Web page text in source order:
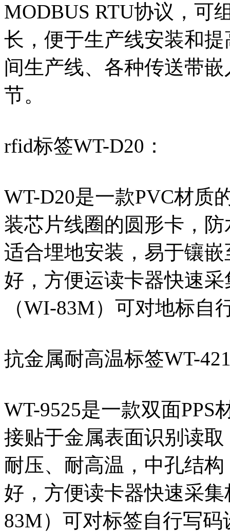
MODBUS RTU协议，可
长，便于生产线安装和
间生产线、各种传送带
节。
rfid标签WT-D20：
WT-D20是一款PVC材质
装芯片线圈的圆形卡，
适合埋地安装，易于镶
好，方便运读卡器快速
（WI-83M）可对地标自
抗金属耐高温标签WT-
WT-9525是一款双面
接贴于金属表面识别读
耐压、耐高温，中孔结
好，方便读卡器快速采
83M）可对标签自行写